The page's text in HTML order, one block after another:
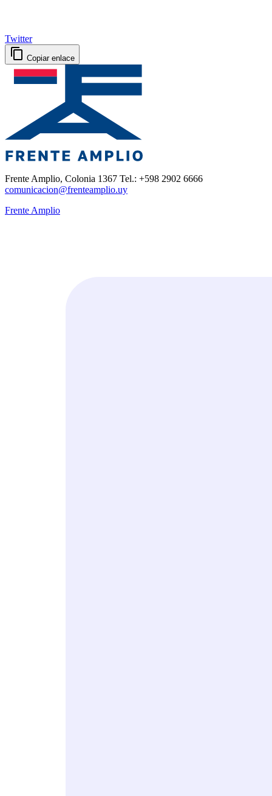
Twitter
Copiar enlace
Frente Amplio, Colonia 1367 Tel.: +598 2902 6666
comunicacion@frenteamplio.uy
Frente Amplio